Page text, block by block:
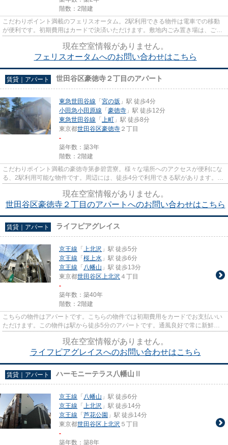
階数：2階建
こだわりポイント満載のフェリスオータム。2駅利用できる物件は電車での移動
が便利です。初期費用はカードで決済いただけます。敷地内ごみ置き場は、ごみ
現在空室情報がありません。
フェリスオータムへのお問い合わせはこちら
賃貸｜アパート 世田谷区豪徳寺２丁目のアパート
東急世田谷線 「 宮の坂 」駅 徒歩4分
小田急小田原線 「 豪徳寺 」駅 徒歩12分
東急世田谷線 「 上町 」駅 徒歩8分
東京都世田谷区豪徳寺 ２丁目
-
築年数：築3年
階数：2階建
こだわりポイント満載の豪徳寺第参碧雲寮。様々な場所へのアクセスが便利にな
る、2駅利用可能な物件です。周辺には、徒歩4分で利用できる駅があります。こ
現在空室情報がありません。
世田谷区豪徳寺２丁目のアパートへのお問い合わせはこちら
賃貸｜アパート ライフピアグレイス
京王線 「 上北沢 」駅 徒歩5分
京王線 「 桜上水 」駅 徒歩6分
京王線 「 八幡山 」駅 徒歩13分
東京都世田谷区上北沢 ４丁目
-
築年数：築40年
階数：2階建
こちらの物件はアパートです。こちらの物件では初期費用をカードでお支払いい
ただけます。この物件は駅から徒歩5分のアパートです。通風良好で常に新鮮な
現在空室情報がありません。
ライフピアグレイスへのお問い合わせはこちら
賃貸｜アパート ハーモニーテラス八幡山Ⅱ
京王線 「 八幡山 」駅 徒歩6分
京王線 「 上北沢 」駅 徒歩14分
京王線 「 芦花公園 」駅 徒歩14分
東京都世田谷区上北沢 ５丁目
-
築年数：築8年